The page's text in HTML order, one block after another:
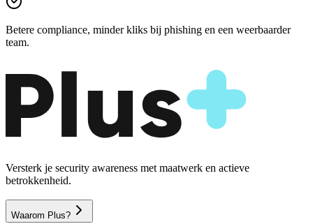
Betere compliance, minder kliks bij phishing en een weerbaarder
team.
Versterk je security awareness met maatwerk en actieve
betrokkenheid.
Waarom Plus?